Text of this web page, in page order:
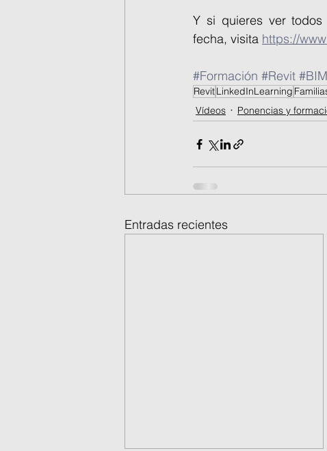
Y si quieres ver
fecha, visita https://
#Formación #Revit #BIM
RevitLinkedInLearning
Vídeos
Ponencias y
Entradas recientes